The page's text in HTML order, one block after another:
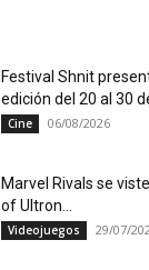
Festival Shnit
edición del 20 al 30
Cine 06/08/2026
Marvel Rivals se
of Ultron...
Videojuegos 29/07/